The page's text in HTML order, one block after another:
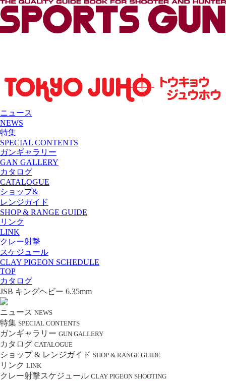
ニュース
NEWS
特集
SPECIAL CONTENTS
ガンギャラリー
GAN GALLERY
カタログ
CATALOGUE
ショップ&
レンジガイド
SHOP & RANGE GUIDE
リンク
LINK
クレー射撃
スケジュール
CLAY PIGEON SCHEDULE
TOP
カタログ
JSB キングヘビー 6.35mm
ニュース NEWS
特集 SPECIAL CONTENTS
ガンギャラリー GUN GALLERY
カタログ CATALOGUE
ショップ & レンジガイド SHOP & RANGE GUIDE
リンク LINK
クレー射撃スケジュール CLAY PIGEON SHOOTING